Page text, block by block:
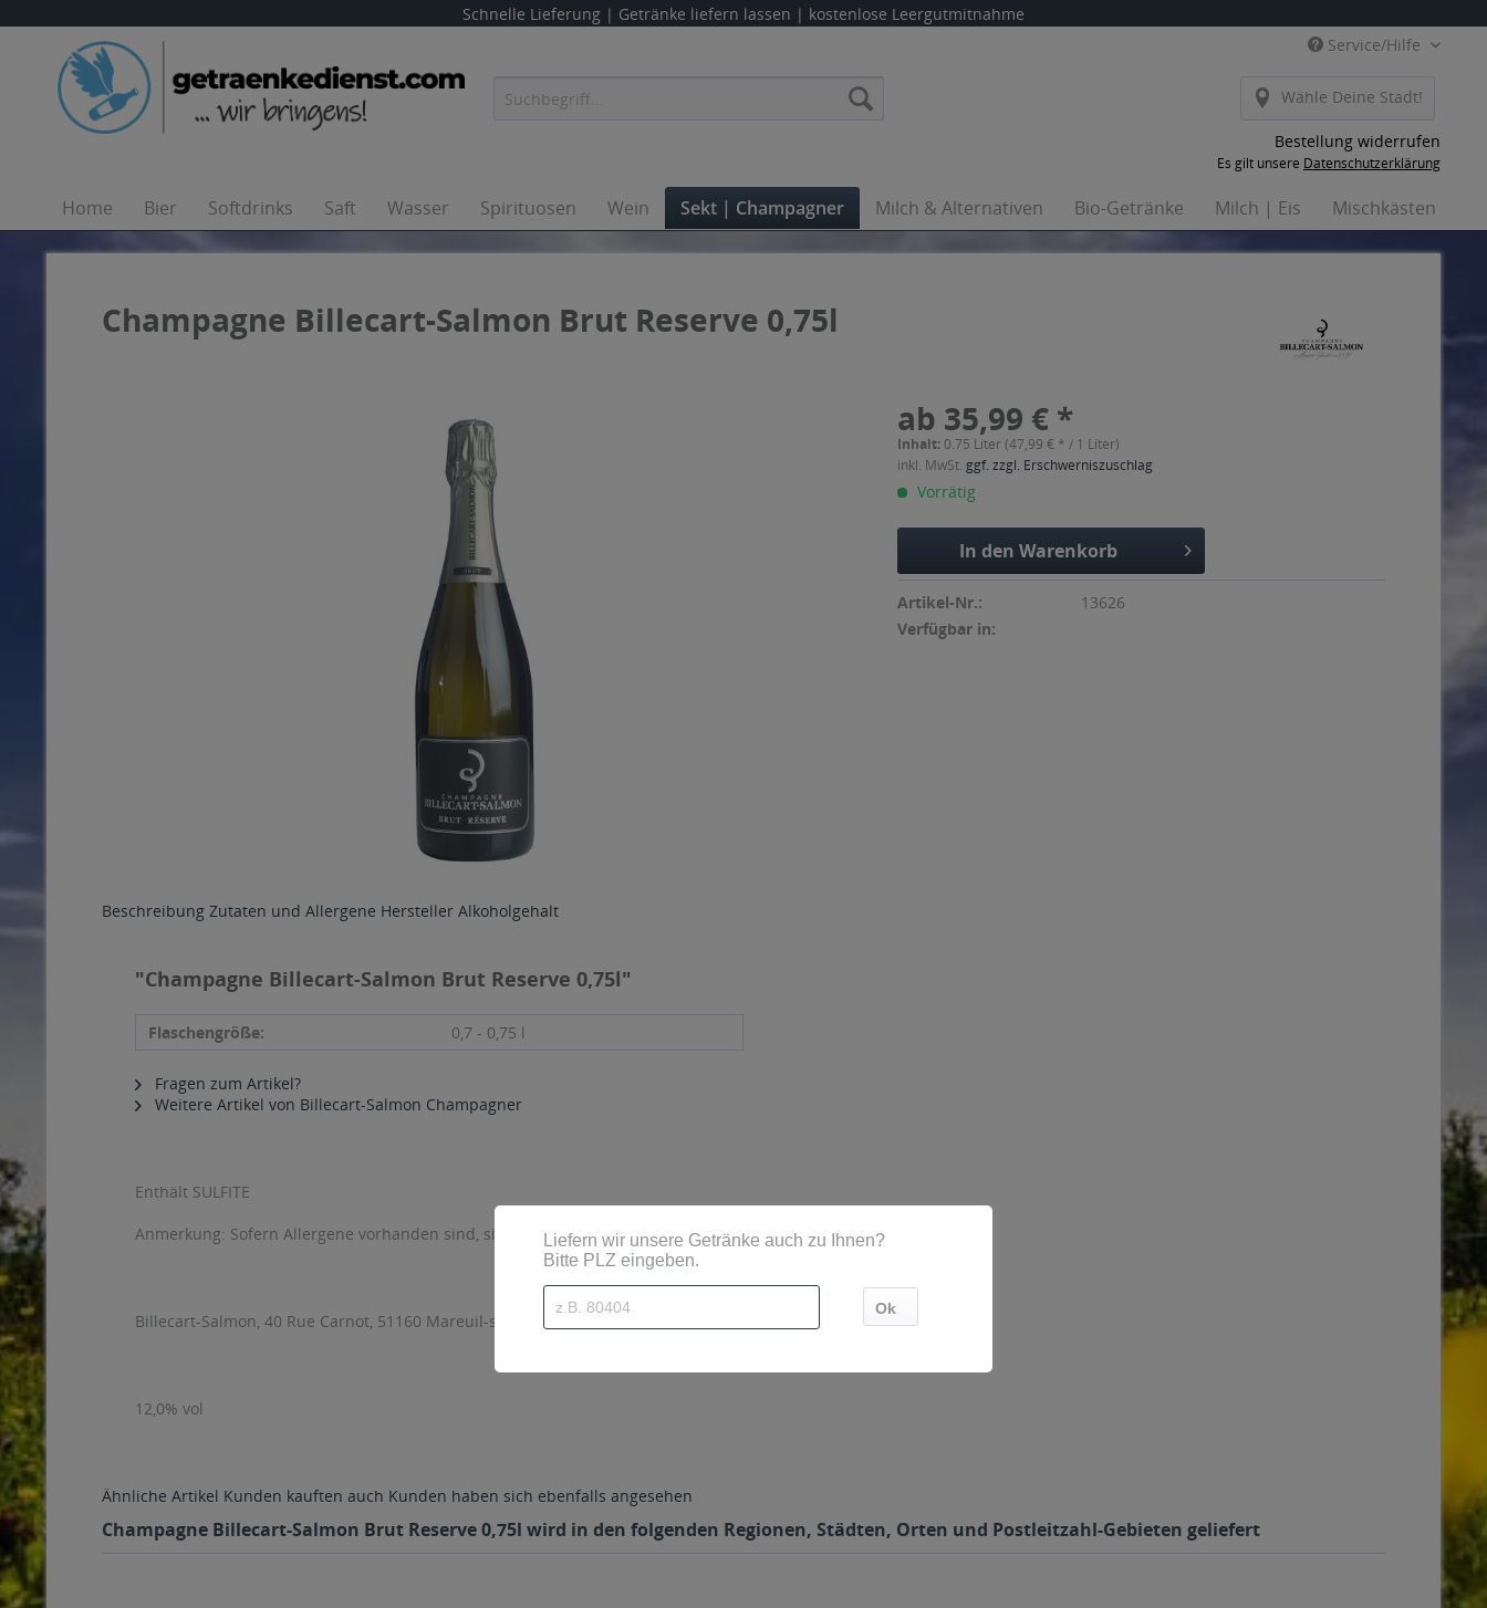
Schnelle Lieferung | Getränke liefern lassen | kostenlose Leergutmitnahme
Service/Hilfe
Wähle Deine Stadt!
Bestellung widerrufen
Es gilt unsere Datenschutzerklärung
Home Bier Softdrinks Saft Wasser Spirituosen Wein Sekt | Champagner Milch & Alternativen Bio-Getränke Milch | Eis Mischkästen
Champagne Billecart-Salmon Brut Reserve 0,75l
ab 35,99 € *
Inhalt: 0.75 Liter (47,99 € * / 1 Liter)
inkl. MwSt. ggf. zzgl. Erschwerniszuschlag
Vorrätig
In den Warenkorb
Artikel-Nr.:
13626
Verfügbar in:
Beschreibung Zutaten und Allergene Hersteller Alkoholgehalt
"Champagne Billecart-Salmon Brut Reserve 0,75l"
Flaschengröße: 0,7 - 0,75 l
Fragen zum Artikel?
Weitere Artikel von Billecart-Salmon Champagner
Enthält SULFITE
Anmerkung: Sofern Allergene vorhanden sind, sind diese mittels Großbuchstaben besonders hervorgehoben
Billecart-Salmon, 40 Rue Carnot, 51160 Mareuil-sur-Ay, France
12,0% vol
Ähnliche Artikel Kunden kauften auch Kunden haben sich ebenfalls angesehen
Champagne Billecart-Salmon Brut Reserve 0,75l wird in den folgenden Regionen, Städten, Orten und Postleitzahl-Gebieten geliefert